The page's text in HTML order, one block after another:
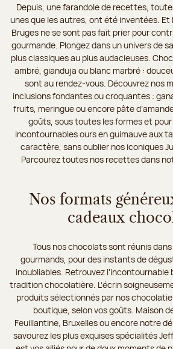
Depuis, une farandole de recettes,
unes que les autres, ont été inventées.
Bruges ne se sont pas fait prier pour
gourmande. Plongez dans un univers de
plus classiques au plus audacieuses.
ambré, gianduja ou blanc marbré :
sont au rendez-vous. Découvrez nos
inclusions fondantes ou croquantes :
fruits, meringue ou encore pâte
goûts, sous toutes les formes et
incontournables ours en guimauve aux
caractère, sans oublier nos iconiques
Parcourez toutes nos recettes dans
Nos formats
cadeaux
Tous nos chocolats sont réunis
gourmands, pour des instants de
inoubliables. Retrouvez l’incontournable
tradition chocolatière. L’écrin
produits sélectionnés par nos
boutique, selon vos goûts. Maison
Feuillantine, Bruxelles ou encore notre
savourez les plus exquises spécialités